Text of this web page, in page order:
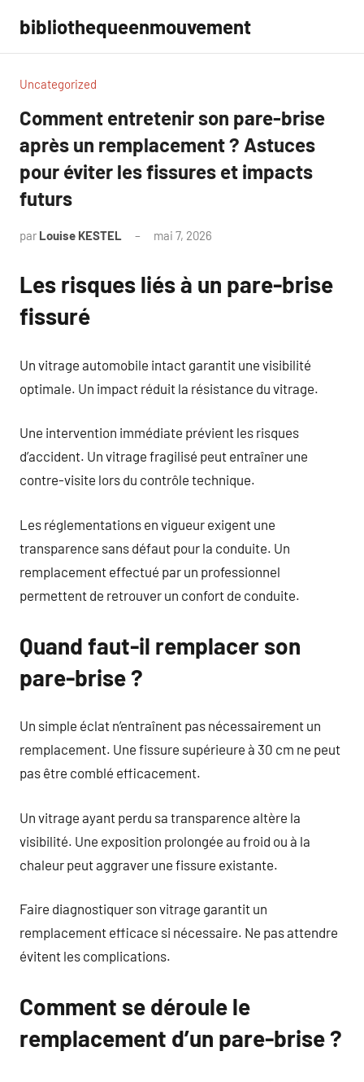
contenu
bibliothequeenmouvement
Uncategorized
Comment entretenir son pare-brise
après un remplacement ? Astuces
pour éviter les fissures et impacts
futurs
par Louise KESTEL mai 7, 2026
Les risques liés à un pare-brise
fissuré
Un vitrage automobile intact garantit une visibilité
optimale. Un impact réduit la résistance du vitrage.
Une intervention immédiate prévient les risques
d’accident. Un vitrage fragilisé peut entraîner une
contre-visite lors du contrôle technique.
Les réglementations en vigueur exigent une
transparence sans défaut pour la conduite. Un
remplacement effectué par un professionnel
permettent de retrouver un confort de conduite.
Quand faut-il remplacer son
pare-brise ?
Un simple éclat n’entraînent pas nécessairement un
remplacement. Une fissure supérieure à 30 cm ne peut
pas être comblé efficacement.
Un vitrage ayant perdu sa transparence altère la
visibilité. Une exposition prolongée au froid ou à la
chaleur peut aggraver une fissure existante.
Faire diagnostiquer son vitrage garantit un
remplacement efficace si nécessaire. Ne pas attendre
évitent les complications.
Comment se déroule le
remplacement d’un pare-brise ?